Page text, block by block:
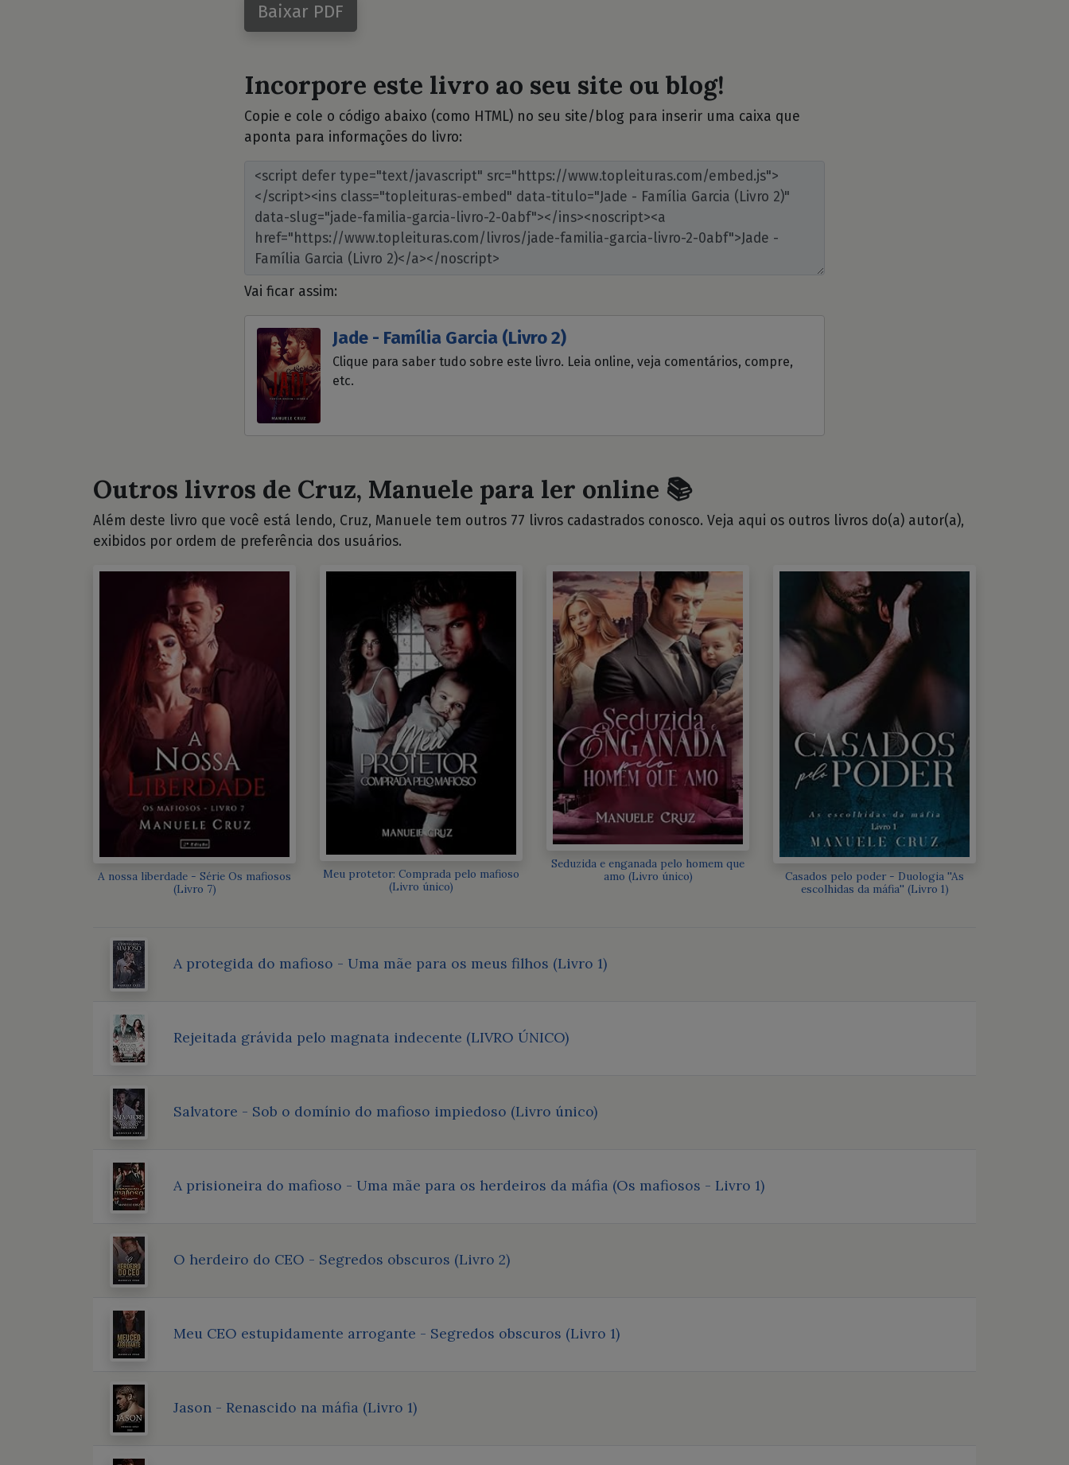
Baixar PDF
Incorpore este livro ao seu site ou blog!
Copie e cole o código abaixo (como HTML) no seu site/blog para inserir uma caixa que
aponta para informações do livro:
Vai ficar assim:
Jade - Família Garcia (Livro 2)
Clique para saber tudo sobre este livro. Leia online, veja comentários, compre,
etc.
Outros livros de Cruz, Manuele para ler online 📚
Além deste livro que você está lendo, Cruz, Manuele tem outros 77 livros cadastrados conosco. Veja aqui os outros livros do(a) autor(a),
exibidos por ordem de preferência dos usuários.
A nossa liberdade - Série Os mafiosos
(Livro 7)
Meu protetor: Comprada pelo mafioso
(Livro único)
Seduzida e enganada pelo homem que
amo (Livro único)
Casados pelo poder - Duologia ''As
escolhidas da máfia'' (Livro 1)
A protegida do mafioso - Uma mãe para os meus filhos (Livro 1)
Rejeitada grávida pelo magnata indecente (LIVRO ÚNICO)
Salvatore - Sob o domínio do mafioso impiedoso (Livro único)
A prisioneira do mafioso - Uma mãe para os herdeiros da máfia (Os mafiosos - Livro 1)
O herdeiro do CEO - Segredos obscuros (Livro 2)
Meu CEO estupidamente arrogante - Segredos obscuros (Livro 1)
Jason - Renascido na máfia (Livro 1)